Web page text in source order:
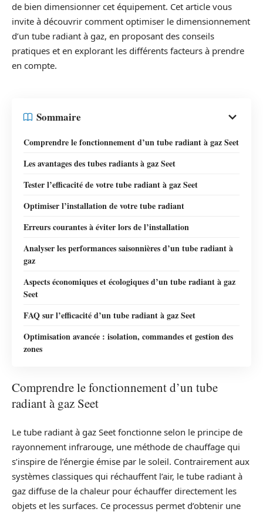
de bien dimensionner cet équipement. Cet article vous
invite à découvrir comment optimiser le dimensionnement
d’un tube radiant à gaz, en proposant des conseils
pratiques et en explorant les différents facteurs à prendre
en compte.
Sommaire
Comprendre le fonctionnement d’un tube radiant à gaz Seet
Les avantages des tubes radiants à gaz Seet
Tester l’efficacité de votre tube radiant à gaz Seet
Optimiser l’installation de votre tube radiant
Erreurs courantes à éviter lors de l’installation
Analyser les performances saisonnières d’un tube radiant à
gaz
Aspects économiques et écologiques d’un tube radiant à gaz
Seet
FAQ sur l’efficacité d’un tube radiant à gaz Seet
Optimisation avancée : isolation, commandes et gestion des
zones
Comprendre le fonctionnement d’un tube
radiant à gaz Seet
Le tube radiant à gaz Seet fonctionne selon le principe de
rayonnement infrarouge, une méthode de chauffage qui
s’inspire de l’énergie émise par le soleil. Contrairement aux
systèmes classiques qui réchauffent l’air, le tube radiant à
gaz diffuse de la chaleur pour échauffer directement les
objets et les surfaces. Ce processus permet d’obtenir une